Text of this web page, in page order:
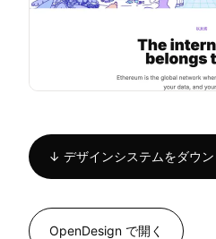
↓ デザインシステムをダウ
OpenDesign で開く